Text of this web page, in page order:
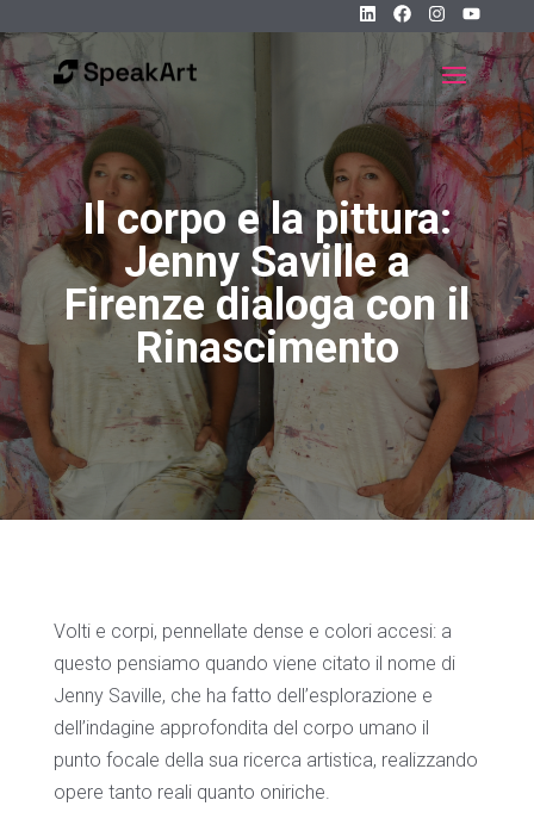
Il corpo e la pittura:
Jenny Saville a
Firenze dialoga con il
Rinascimento
Volti e corpi, pennellate dense e colori accesi: a
questo pensiamo quando viene citato il nome di
Jenny Saville, che ha fatto dell’esplorazione e
dell’indagine approfondita del corpo umano il
punto focale della sua ricerca artistica, realizzando
opere tanto reali quanto oniriche.